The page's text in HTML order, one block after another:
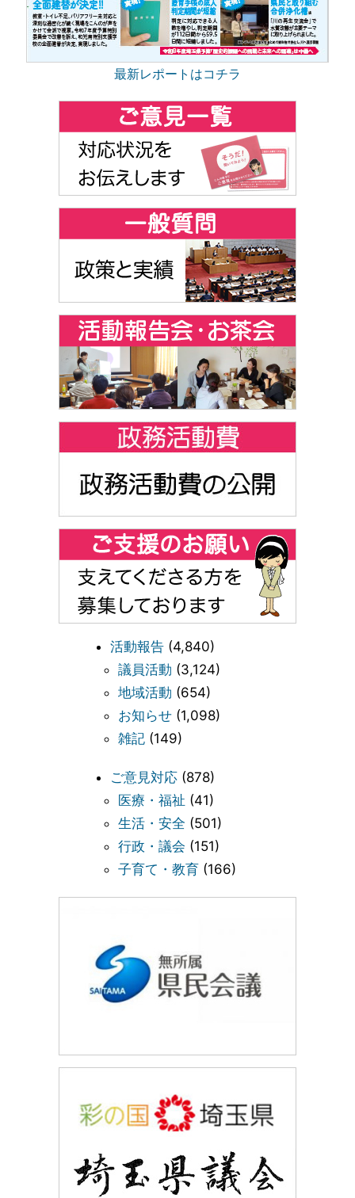
最新レポートはコチラ
活動報告 (4,840)
議員活動 (3,124)
地域活動 (654)
お知らせ (1,098)
雑記 (149)
ご意見対応 (878)
医療・福祉 (41)
生活・安全 (501)
行政・議会 (151)
子育て・教育 (166)